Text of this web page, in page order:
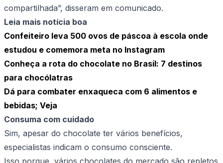
compartilhada”, disseram em comunicado.
Leia mais notícia boa
Confeiteiro leva 500 ovos de páscoa à escola onde
estudou e comemora meta no Instagram
Conheça a rota do chocolate no Brasil: 7 destinos
para chocólatras
Dá para combater enxaqueca com 6 alimentos e
bebidas; Veja
Consuma com cuidado
Sim, apesar do chocolate ter vários benefícios,
especialistas indicam o consumo consciente.